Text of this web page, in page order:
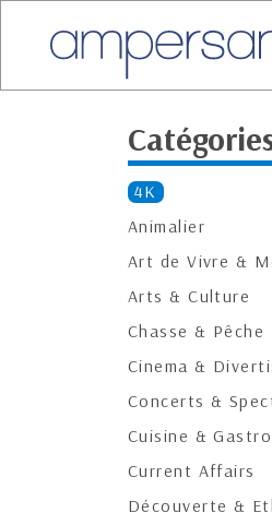
4K
Animalier
Art de Vivre &
Arts & Culture
Chasse & Pêche
Cinema &
Concerts &
Cuisine &
Current Affairs
Découverte &